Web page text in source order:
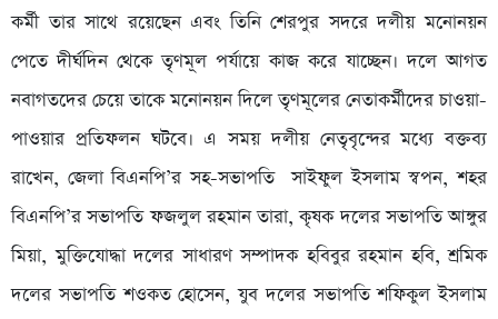
কর্মী তার সাথে রয়েছেন এবং তিনি শেরপুর সদরে দলীয় মনোনয়ন
পেতে দীর্ঘদিন থেকে তৃণমূল পর্যায়ে কাজ করে যাচ্ছেন। দলে আগত
নবাগতদের চেয়ে তাকে মনোনয়ন দিলে তৃণমূলের নেতাকর্মীদের চাওয়া-
পাওয়ার প্রতিফলন ঘটবে। এ সময় দলীয় নেতৃবৃন্দের মধ্যে বক্তব্য
রাখেন, জেলা বিএনপি’র সহ-সভাপতি সাইফুল ইসলাম স্বপন, শহর
বিএনপি’র সভাপতি ফজলুল রহমান তারা, কৃষক দলের সভাপতি আঙ্গুর
মিয়া, মুক্তিযোদ্ধা দলের সাধারণ সম্পাদক হবিবুর রহমান হবি, শ্রমিক
দলের সভাপতি শওকত হোসেন, যুব দলের সভাপতি শফিকুল ইসলাম